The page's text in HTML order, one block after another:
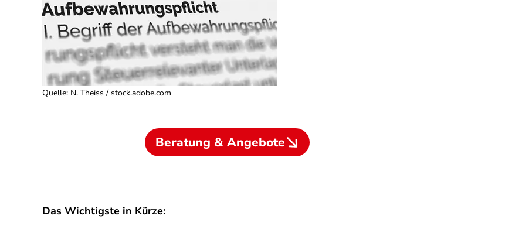
Quelle: N. Theiss / stock.adobe.com
Beratung & Angebote
Das Wichtigste in Kürze: